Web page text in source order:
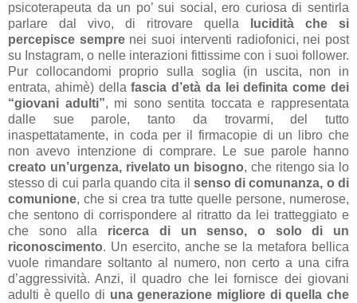
psicoterapeuta da un po’ sui social, ero curiosa di sentirla
parlare dal vivo, di ritrovare quella
lucidità che si
percepisce semprenei suoi interventi radiofonici, nei post
su Instagram, o nelle interazioni fittissime con i suoi follower.
Pur collocandomi proprio sulla soglia (in uscita, non in
entrata, ahimè) dellafascia d’età da lei definita come dei
“giovani adulti”, mi sono sentita toccata e rappresentata
dalle sue parole, tanto da trovarmi, del tutto
inaspettatamente, in coda per il firmacopie di un libro che
non avevo intenzione di comprare. Le sue parole hanno
creato un’urgenza, rivelato un bisogno, che ritengo sia lo
stesso di cui parla quando cita il senso di comunanza, o di
comunione, che si crea tra tutte quelle persone, numerose,
che sentono di corrispondere al ritratto da lei tratteggiato e
che sono alla ricerca di un senso, o solo di un
riconoscimento. Un esercito, anche se la metafora bellica
vuole rimandare soltanto al numero, non certo a una cifra
d’aggressività. Anzi, il quadro che lei fornisce dei giovani
adulti è quello di una generazione migliore di quella che